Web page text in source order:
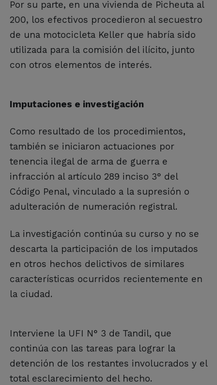
Por su parte, en una vivienda de Picheuta al
200, los efectivos procedieron al secuestro
de una motocicleta Keller que habría sido
utilizada para la comisión del ilícito, junto
con otros elementos de interés.
Imputaciones e investigación
Como resultado de los procedimientos,
también se iniciaron actuaciones por
tenencia ilegal de arma de guerra e
infracción al artículo 289 inciso 3° del
Código Penal, vinculado a la supresión o
adulteración de numeración registral.
La investigación continúa su curso y no se
descarta la participación de los imputados
en otros hechos delictivos de similares
características ocurridos recientemente en
la ciudad.
Interviene la UFI N° 3 de Tandil, que
continúa con las tareas para lograr la
detención de los restantes involucrados y el
total esclarecimiento del hecho.